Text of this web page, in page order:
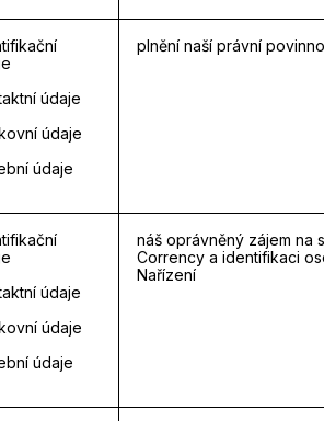
údaje
údaje
údaje
plnění naší právní
údaje
údaje
údaje
náš oprávněný zájem na
Corrency a identifikaci
Nařízení